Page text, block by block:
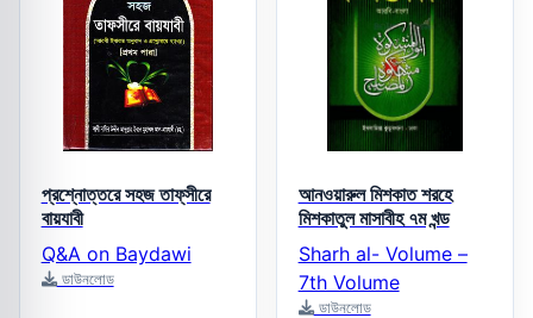
প্রশ্নোত্তরে সহজ তাফ্‌সীরে
বায়যাবী
Q&A on Baydawi
ডাউনলোড
আনওয়ারুল মিশকাত শরহে
মিশকাতুল মাসাবীহ ৭ম খন্ড
Sharh al- Volume –
7th Volume
ডাউনলোড